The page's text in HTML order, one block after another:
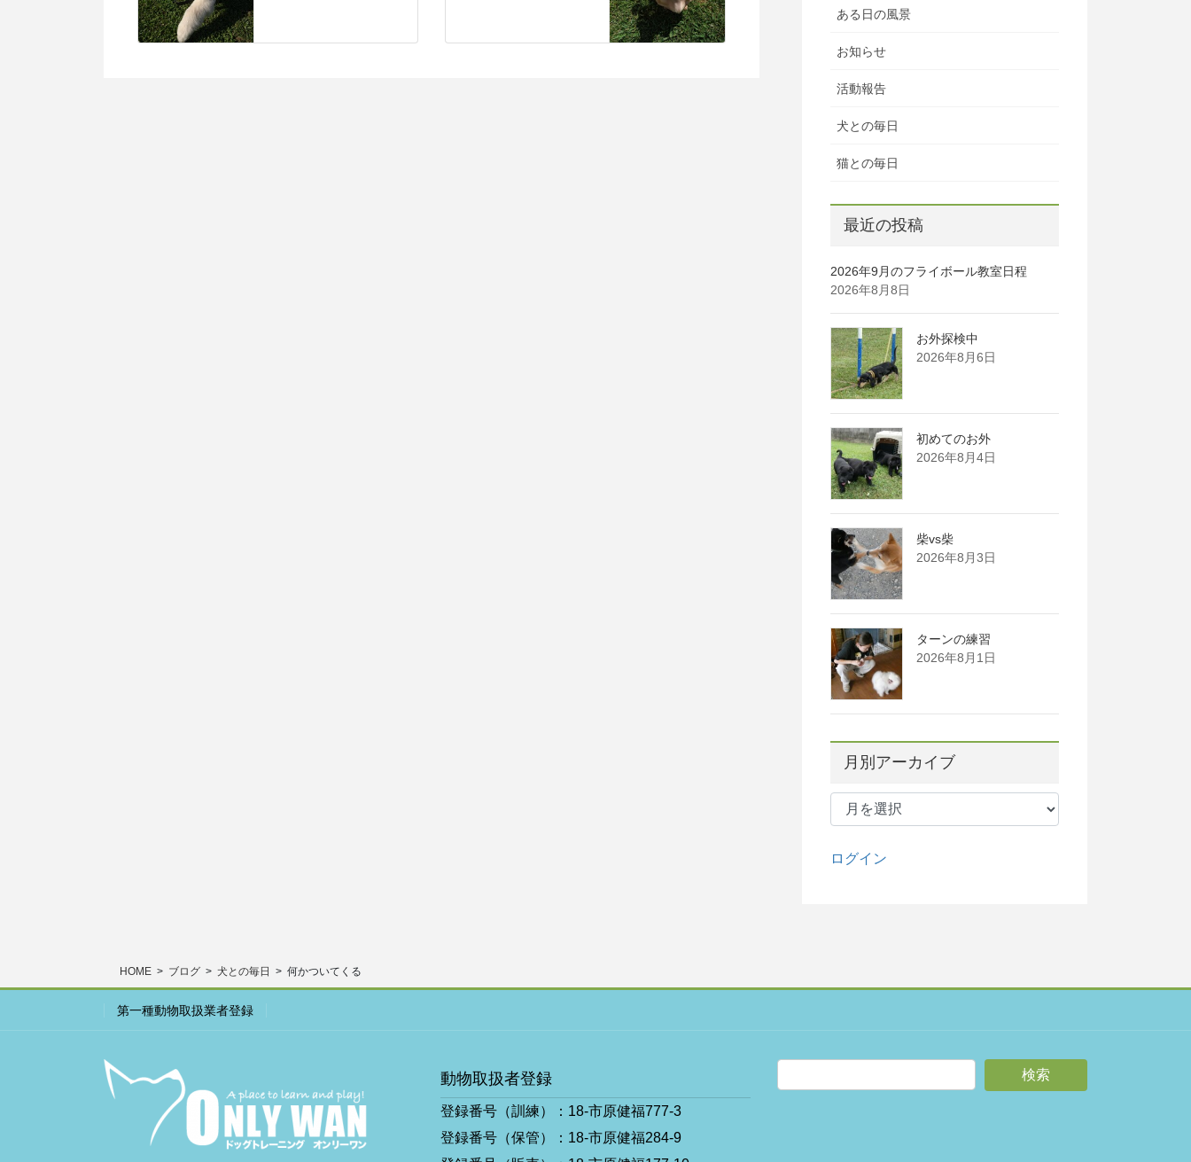
ある日の風景
お知らせ
活動報告
犬との毎日
猫との毎日
最近の投稿
2026年9月のフライボール教室日程
2026年8月8日
お外探検中
2026年8月6日
初めてのお外
2026年8月4日
柴vs柴
2026年8月3日
ターンの練習
2026年8月1日
月別アーカイブ
月
ー
ログイン
HOME ブログ 犬との毎日 何かついてくる
第一種動物取扱業者登録
動物取扱者登録
登録番号（訓練）：18-市原健福777-3
登録番号（保管）：18-市原健福284-9